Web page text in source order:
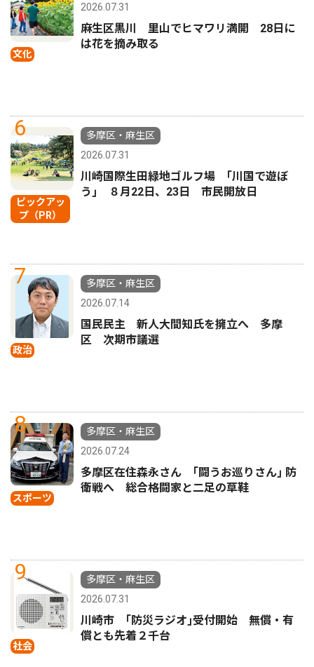
文化
2026.07.31
麻生区黒川 里山でヒマワリ満開 28日に
は花を摘み取る
6
ピックアッ
プ（PR）
多摩区・麻生区
2026.07.31
川崎国際生田緑地ゴルフ場 ｢川国で遊ぼ
う｣ ８月22日、23日 市民開放日
7
政治
多摩区・麻生区
2026.07.14
国民民主 新人大間知氏を擁立へ 多摩
区 次期市議選
8
スポーツ
多摩区・麻生区
2026.07.24
多摩区在住森永さん ｢闘うお巡りさん｣ 防
衛戦へ 総合格闘家と二足の草鞋
9
社会
多摩区・麻生区
2026.07.31
川崎市 ｢防災ラジオ｣受付開始 無償・有
償とも先着２千台